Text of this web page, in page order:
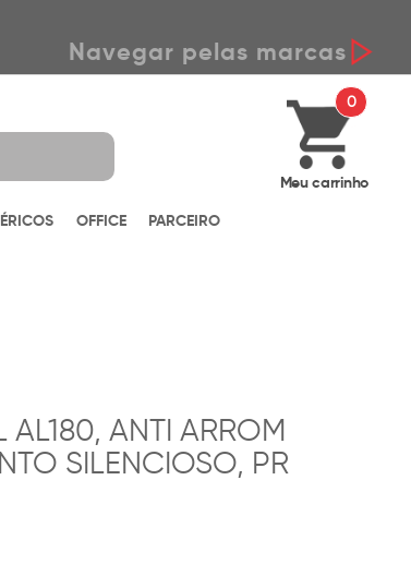
Navegar pelas marcas
0
Meu carrinho
OFFICE PARCEIRO
AL180, ANTI ARROM
SILENCIOSO, PR